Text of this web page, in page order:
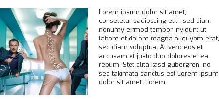
Lorem ipsum dolor sit amet,
consetetur sadipscing elitr, sed diam
nonumy eirmod tempor invidunt ut
labore et dolore magna aliquyam erat,
sed diam voluptua. At vero eos et
accusam et justo duo dolores et ea
rebum. Stet clita kasd gubergren, no
sea takimata sanctus est Lorem ipsum
dolor sit amet. Lorem